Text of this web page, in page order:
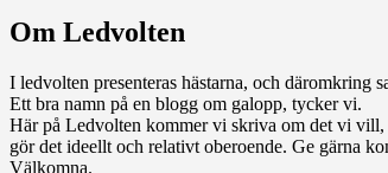
Om Ledvolten
I ledvolten presenteras hästarna, och däromkring
Ett bra namn på en blogg om galopp, tycker vi.
Här på Ledvolten kommer vi skriva om det vi vill,
gör det ideellt och relativt oberoende. Ge gärna
Välkomna.